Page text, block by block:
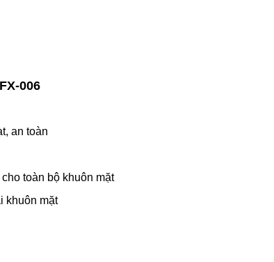
006
an toàn
toàn bộ khuôn mặt
khuôn mặt